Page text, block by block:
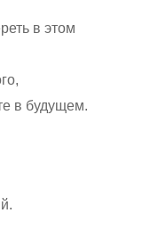
в этом
в будущем.